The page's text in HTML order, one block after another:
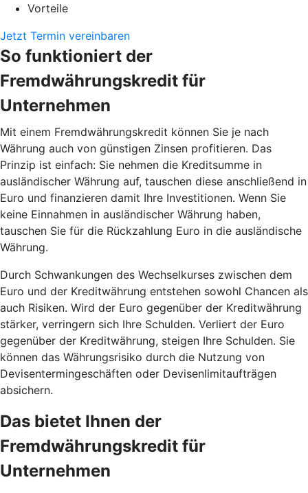
Vorteile
Jetzt Termin vereinbaren
So funktioniert der
Fremdwährungskredit für
Unternehmen
Mit einem Fremdwährungskredit können Sie je nach
Währung auch von günstigen Zinsen profitieren. Das
Prinzip ist einfach: Sie nehmen die Kreditsumme in
ausländischer Währung auf, tauschen diese anschließend in
Euro und finanzieren damit Ihre Investitionen. Wenn Sie
keine Einnahmen in ausländischer Währung haben,
tauschen Sie für die Rückzahlung Euro in die ausländische
Währung.
Durch Schwankungen des Wechselkurses zwischen dem
Euro und der Kreditwährung entstehen sowohl Chancen als
auch Risiken. Wird der Euro gegenüber der Kreditwährung
stärker, verringern sich Ihre Schulden. Verliert der Euro
gegenüber der Kreditwährung, steigen Ihre Schulden. Sie
können das Währungsrisiko durch die Nutzung von
Devisentermingeschäften oder Devisenlimitaufträgen
absichern.
Das bietet Ihnen der
Fremdwährungskredit für
Unternehmen